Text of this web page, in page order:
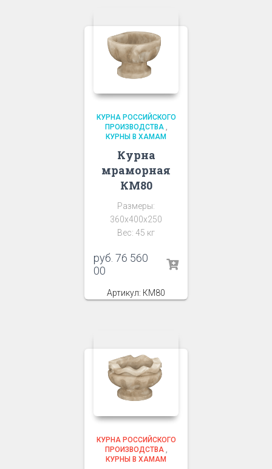
КУРНА РОССИЙСКОГО
ПРОИЗВОДСТВА,
КУРНЫ В ХАМАМ
Курна
мраморная
КМ80
Размеры:
360x400x250
Вес: 45 кг
руб. 76 560
00
Артикул: КМ80
КУРНА РОССИЙСКОГО
ПРОИЗВОДСТВА,
КУРНЫ В ХАМАМ